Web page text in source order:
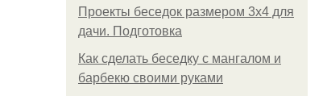
Проекты беседок размером 3х4 для
дачи. Подготовка
Как сделать беседку с мангалом и
барбекю своими руками